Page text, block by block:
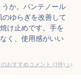
か。パンテノール
ゆらぎを改善して
け止めです。手を
く、使用感がいい
おすすめコメント (1件) >